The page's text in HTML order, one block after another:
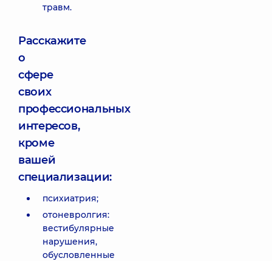
травм.
Расскажите
о
сфере
своих
профессиональных
интересов,
кроме
вашей
специализации:
психиатрия;
отоневролгия:
вестибулярные
нарушения,
обусловленные